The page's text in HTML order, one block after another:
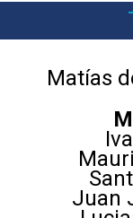
Matías
Juan